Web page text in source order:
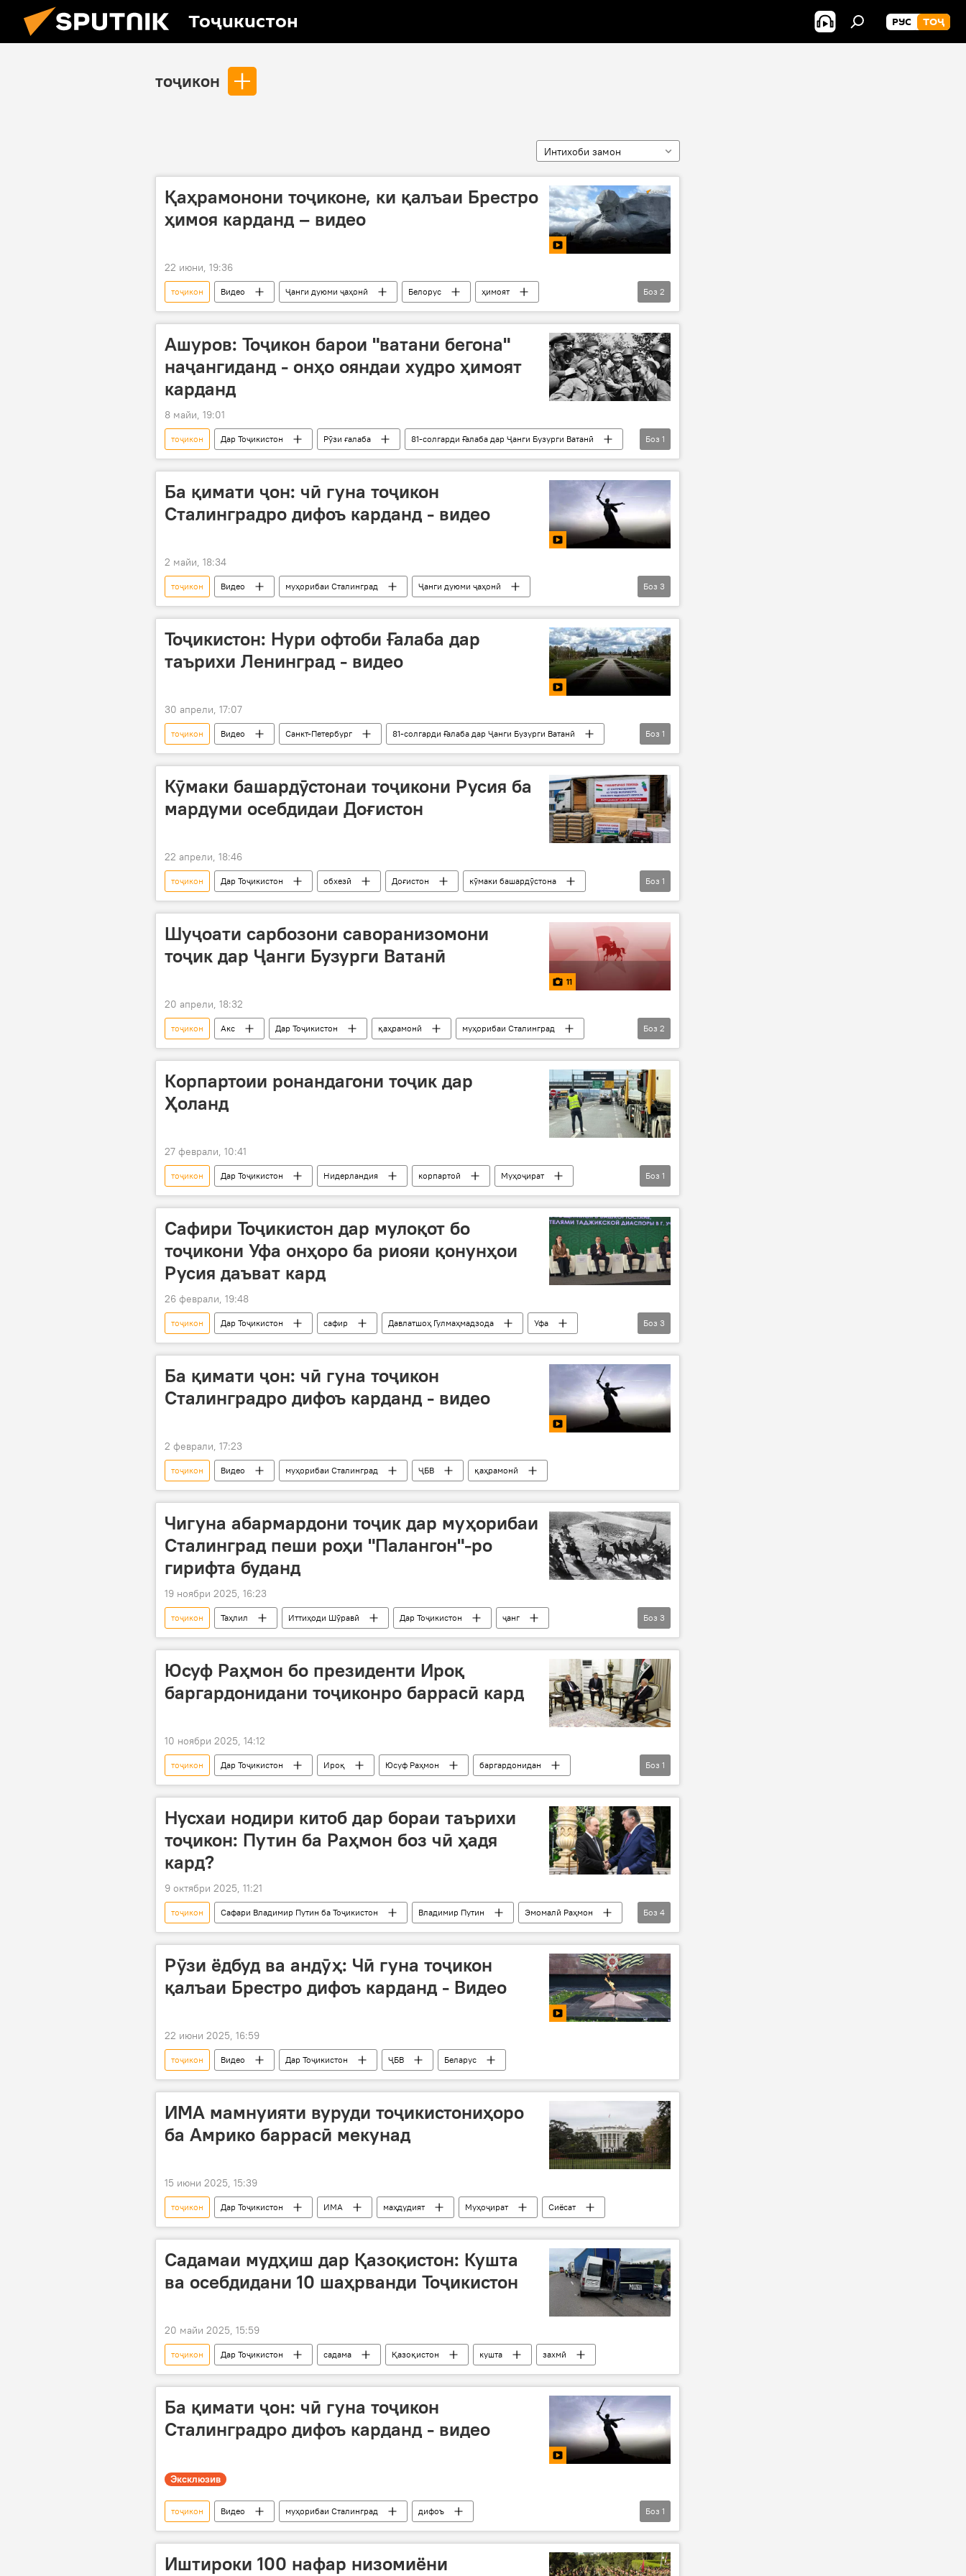
Тоҷикистон РУС ТОҶ
тоҷикон
Интихоби замон
Қаҳрамонони тоҷиконе, ки қалъаи Брестро
ҳимоя карданд – видео
22 июни, 19:36
тоҷикон Видео Ҷанги дуюми ҷаҳонӣ Белорус
ҳимоят
Иттиҳоди Шӯравӣ
шаҳиди Ҷанги Бузурги Меҳанӣ
Боз 2
Ашуров: Тоҷикон барои "ватани бегона"
наҷангиданд - онҳо ояндаи худро ҳимоят
карданд
8 майи, 19:01
тоҷикон Дар Тоҷикистон Рӯзи ғалаба
81-солгарди Ғалаба дар Ҷанги Бузурги Ватанӣ
Ҷанги дуюми ҷаҳонӣ
Боз 1
Ба қимати ҷон: чӣ гуна тоҷикон
Сталинградро дифоъ карданд - видео
2 майи, 18:34
тоҷикон Видео муҳорибаи Сталинград
Ҷанги дуюми ҷаҳонӣ
81-солгарди Ғалаба дар Ҷанги Бузурги Ватанӣ
ҶБВ қаҳрамонӣ
Боз 3
Тоҷикистон: Нури офтоби Ғалаба дар
таърихи Ленинград - видео
30 апрели, 17:07
тоҷикон Видео Санкт-Петербург
81-солгарди Ғалаба дар Ҷанги Бузурги Ватанӣ
Ҷанги дуюми ҷаҳонӣ
Боз 1
Кӯмаки башардӯстонаи тоҷикони Русия ба
мардуми осебдидаи Доғистон
22 апрели, 18:46
тоҷикон Дар Тоҷикистон обхезӣ Доғистон
кӯмаки башардӯстона
Екатеринбург
Боз 1
Шуҷоати сарбозони саворанизомони
тоҷик дар Ҷанги Бузурги Ватанӣ
11
20 апрели, 18:32
тоҷикон Акс Дар Тоҷикистон қаҳрамонӣ
муҳорибаи Сталинград
Ҷанги дуюми ҷаҳонӣ
Рӯзи ғалаба
Боз 2
Корпартоии ронандагони тоҷик дар
Ҳоланд
27 феврали, 10:41
тоҷикон Дар Тоҷикистон Нидерландия корпартоӣ
Муҳоҷират
ронанда
Боз 1
Сафири Тоҷикистон дар мулоқот бо
тоҷикони Уфа онҳоро ба риояи қонунҳои
Русия даъват кард
26 феврали, 19:48
тоҷикон Дар Тоҷикистон сафир Давлатшоҳ Гулмаҳмадзода
Уфа
қонун
Русия даъват
Боз 3
Ба қимати ҷон: чӣ гуна тоҷикон
Сталинградро дифоъ карданд - видео
2 феврали, 17:23
тоҷикон Видео муҳорибаи Сталинград ҶБВ қаҳрамонӣ
Чигуна абармардони тоҷик дар муҳорибаи
Сталинград пеши роҳи "Палангон"-ро
гирифта буданд
19 ноябри 2025, 16:23
тоҷикон Таҳлил Иттиҳоди Шӯравӣ Дар Тоҷикистон
ҷанг
муҳорибаи Сталинград
қаҳрамонӣ 81-солгарди Ғалаба дар Ҷанги Бузурги Ватанӣ
Боз 3
Юсуф Раҳмон бо президенти Ироқ
баргардонидани тоҷиконро баррасӣ кард
10 ноябри 2025, 14:12
тоҷикон Дар Тоҷикистон Ироқ Юсуф Раҳмон
баргардонидан
Сиёсат
Амният ва мудофиа
Боз 1
Нусхаи нодири китоб дар бораи таърихи
тоҷикон: Путин ба Раҳмон боз чӣ ҳадя
кард?
9 октябри 2025, 11:21
тоҷикон Сафари Владимир Путин ба Тоҷикистон Владимир Путин
Эмомалӣ Раҳмон
давлатӣ
ҳадя китоб таърихи тоҷикон
Боз 4
Рӯзи ёдбуд ва андӯҳ: Чӣ гуна тоҷикон
қалъаи Брестро дифоъ карданд - Видео
22 июни 2025, 16:59
тоҷикон Видео Дар Тоҷикистон ҶБВ Беларус
ИМА мамнуияти вуруди тоҷикистониҳоро
ба Амрико баррасӣ мекунад
15 июни 2025, 15:39
тоҷикон Дар Тоҷикистон ИМА маҳдудият Муҳоҷират Сиёсат
Садамаи мудҳиш дар Қазоқистон: Кушта
ва осебдидани 10 шаҳрванди Тоҷикистон
20 майи 2025, 15:59
тоҷикон Дар Тоҷикистон садама Қазоқистон кушта захмӣ
Ба қимати ҷон: чӣ гуна тоҷикон
Сталинградро дифоъ карданд - видео
Эксклюзив
тоҷикон Видео муҳорибаи Сталинград
дифоъ
81-солгарди Ғалаба дар Ҷанги Бузурги Ватанӣ
Боз 1
Иштироки 100 нафар низомиёни